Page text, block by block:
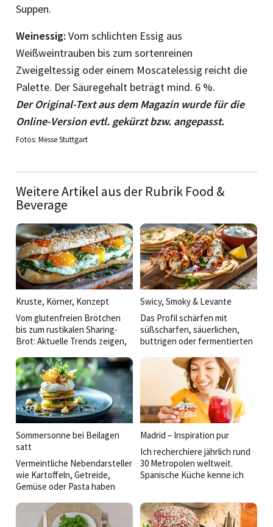
Suppen.
Weinessig: Vom schlichten Essig aus
Weißweintrauben bis zum sortenreinen
Zweigeltessig oder einem Moscatelessig reicht die
Palette. Der Säuregehalt beträgt mind. 6 %.
Der Original-Text aus dem Magazin wurde für die
Online-Version evtl. gekürzt bzw. angepasst.
Fotos: Messe Stuttgart
Weitere Artikel aus der Rubrik Food &
Beverage
Kruste, Körner, Konzept
Vom glutenfreien Brötchen
bis zum rustikalen Sharing-
Brot: Aktuelle Trends zeigen,
Backwarenangebots in der
Verbindung von Genuss,
Gesundheit und Convenience
liegt.
Swicy, Smoky & Levante
Das Profil schärfen mit
süßscharfen, säuerlichen,
buttrigen oder fermentierten
der thailändischen über die
BBQ- bis hin zur Mezzekultur:
So werden einfache Gerichte
veredelt und der Koch kann
eine eigene Handschrift
zeigen.
Sommersonne bei Beilagen
satt
Vermeintliche Nebendarsteller
wie Kartoffeln, Getreide,
Gemüse oder Pasta haben
transportieren Regionalität,
erzählen Geschichten und
Madrid – Inspiration pur
Ich recherchiere jährlich rund
30 Metropolen weltweit.
Spanische Küche kenne ich
überraschen und begeistern
würde, hätte ich nicht